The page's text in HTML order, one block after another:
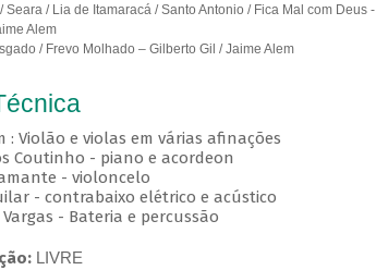
Seara / Lia de Itamaracá / Santo Antonio / Fica Mal com Deus -
Alem
/ Frevo Molhado – Gilberto Gil / Jaime Alem
: Violão e violas em várias afinações
Coutinho - piano e acordeon
- violoncelo
- contrabaixo elétrico e acústico
- Bateria e percussão
LIVRE